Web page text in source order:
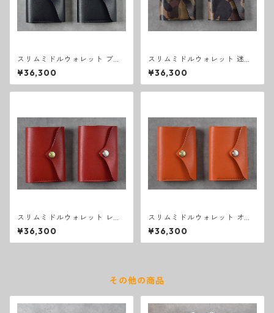
スリムミドルウォレット ブラ
ック
¥36,300
スリムミドルウォレット 迷彩
カモフラージュ
¥36,300
スリムミドルウォレット レッ
ド
¥36,300
スリムミドルウォレット オレ
ンジ
¥36,300
その他の商品